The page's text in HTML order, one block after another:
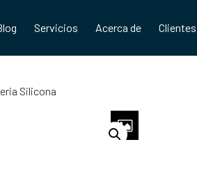
Servicios Acerca de Clientes
Silicona